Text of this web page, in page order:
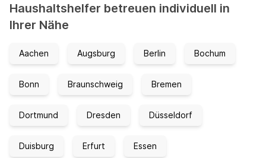
Haushaltshelfer betreuen individuell in
Ihrer Nähe
Aachen Augsburg Berlin Bochum
Bonn Braunschweig Bremen
Dortmund Dresden Düsseldorf
Duisburg Erfurt Essen